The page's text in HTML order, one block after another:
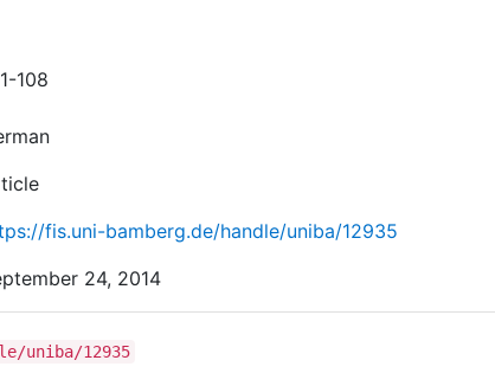
108
fis.uni-bamberg.de/handle/uniba/12935
24, 2014
uniba/12935